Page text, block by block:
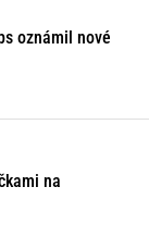
oznámil nové
na